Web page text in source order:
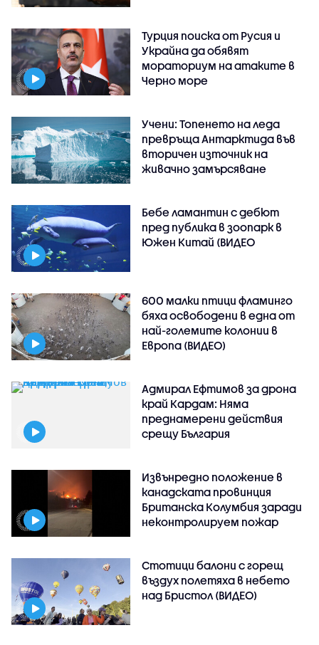
Турция поиска от Русия и
Украйна да обявят
мораториум на атаките в
Черно море
Учени: Топенето на леда
превръща Антарктида във
вторичен източник на
живачно замърсяване
Бебе ламантин с дебют
пред публика в зоопарк в
Южен Китай (ВИДЕО
600 малки птици фламинго
бяха освободени в една от
най-големите колонии в
Европа (ВИДЕО)
Адмирал Ефтимов за дрона
край Кардам: Няма
преднамерени действия
срещу България
Извънредно положение в
канадската провинция
Британска Колумбия заради
неконтролируем пожар
Стотици балони с горещ
въздух полетяха в небето
над Бристол (ВИДЕО)